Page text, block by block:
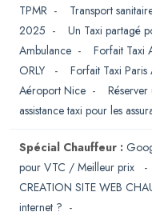
TPMR - Transport
2025 - Un Taxi partagé
Ambulance - Forfait Taxi
ORLY
- Forfait Taxi
Aéroport Nice -
assistance taxi pour les
Spécial Chauffeur :
pour VTC / Meilleur prix
-
CREATION SITE WEB
internet ? -